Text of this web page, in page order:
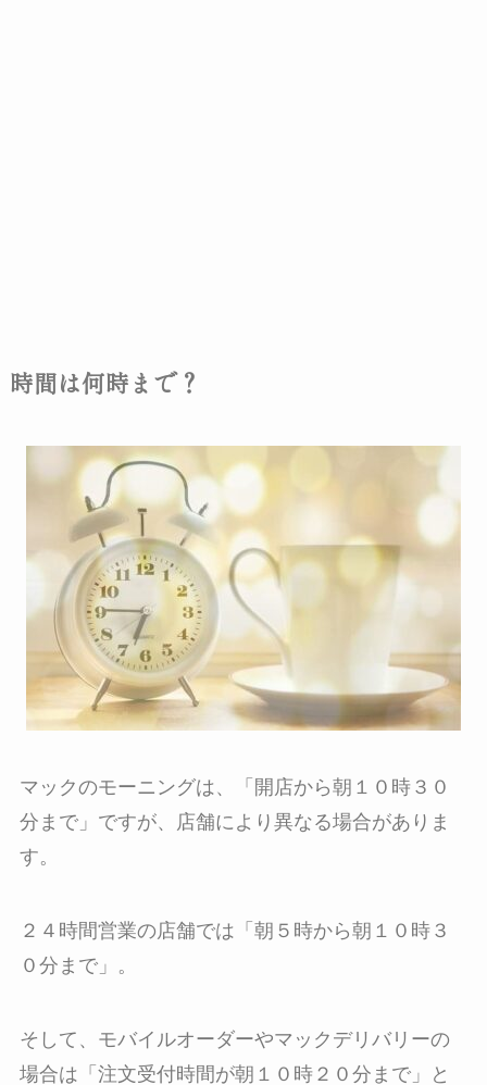
時間は何時まで？
マックのモーニングは、「開店から朝１０時３０
分まで」ですが、店舗により異なる場合がありま
す。
２４時間営業の店舗では「朝５時から朝１０時３
０分まで」。
そして、モバイルオーダーやマックデリバリーの
場合は「注文受付時間が朝１０時２０分まで」と